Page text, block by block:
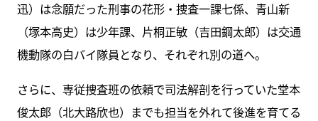
迅）は念願だった刑事の花形・捜査一課七係、青山新
（塚本高史）は少年課、片桐正敏（吉田鋼太郎）は交通
機動隊の白バイ隊員となり、それぞれ別の道へ。
さらに、専従捜査班の依頼で司法解剖を行っていた堂本
俊太郎（北大路欣也）までも担当を外れて後進を育てる